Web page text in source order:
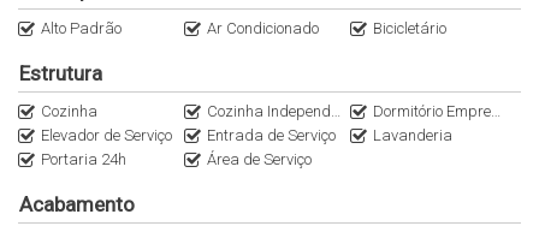
14 min da Avenida Paulista
Para maiores informações, entre em contato
Anuncie seu imóvel conosco
WhatsApp (11)95116.2558
Instagram @ItalianaConsultoria
As informações estão sujeitas a alterações sem aviso prévio,
Alto Padrão Ar Condicionado Bicicletário
Estrutura
Cozinha Cozinha Independente
Dormitório Empregada
Elevador de Serviço
Entrada de Serviço
Lavanderia
Portaria 24h
Área de Serviço
Acabamento